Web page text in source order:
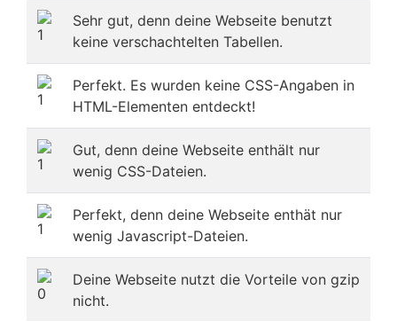
Sehr gut, denn deine Webseite benutzt
keine verschachtelten Tabellen.
Perfekt. Es wurden keine CSS-Angaben in
HTML-Elementen entdeckt!
Gut, denn deine Webseite enthält nur
wenig CSS-Dateien.
Perfekt, denn deine Webseite enthät nur
wenig Javascript-Dateien.
Deine Webseite nutzt die Vorteile von gzip
nicht.